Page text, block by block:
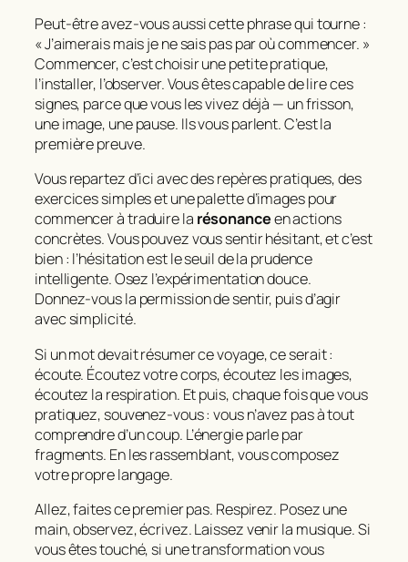
Peut‑être avez‑vous aussi cette phrase qui tourne :
« J’aimerais mais je ne sais pas par où commencer. »
Commencer, c’est choisir une petite pratique,
l’installer, l’observer. Vous êtes capable de lire ces
signes, parce que vous les vivez déjà — un frisson,
une image, une pause. Ils vous parlent. C’est la
première preuve.
Vous repartez d’ici avec des repères pratiques, des
exercices simples et une palette d’images pour
commencer à traduire la résonanceen actions
concrètes. Vous pouvez vous sentir hésitant, et c’est
bien : l’hésitation est le seuil de la prudence
intelligente. Osez l’expérimentation douce.
Donnez‑vous la permission de sentir, puis d’agir
avec simplicité.
Si un mot devait résumer ce voyage, ce serait :
écoute. Écoutez votre corps, écoutez les images,
écoutez la respiration. Et puis, chaque fois que vous
pratiquez, souvenez‑vous : vous n’avez pas à tout
comprendre d’un coup. L’énergie parle par
fragments. En les rassemblant, vous composez
votre propre langage.
Allez, faites ce premier pas. Respirez. Posez une
main, observez, écrivez. Laissez venir la musique. Si
vous êtes touché, si une transformation vous